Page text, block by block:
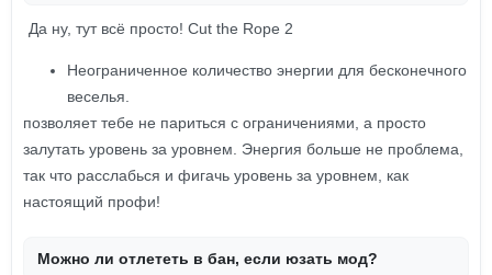
Да ну, тут всё просто! Cut the Rope 2
Неограниченное количество энергии для бесконечного
веселья.
позволяет тебе не париться с ограничениями, а просто
залутать уровень за уровнем. Энергия больше не проблема,
так что расслабься и фигачь уровень за уровнем, как
настоящий профи!
Можно ли отлететь в бан, если юзать мод?